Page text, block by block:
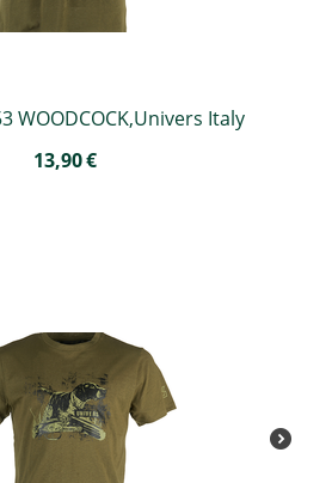
WOODCOCK,Univers Italy
13,90€